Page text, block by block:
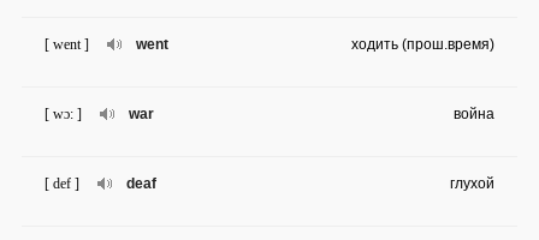
went
[ went ] ходить (прош.время)
war
[ wɔ: ] война
deaf
[ def ] глухой